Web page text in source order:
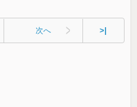
次へ >|